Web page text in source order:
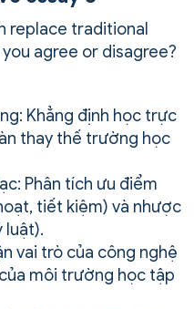
replace traditional
agree or disagree?
Khẳng định học trực
thay thế trường học
Phân tích ưu điểm
tiết kiệm) và nhược
luật).
vai trò của công nghệ
môi trường học tập